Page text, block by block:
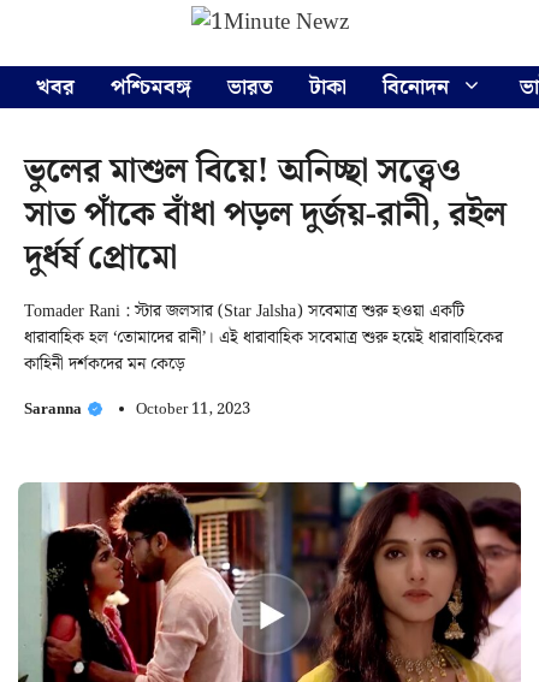
content
খবর
পশ্চিমবঙ্গ ভারত টাকা বিনোদন
ভুলের মাশুল বিয়ে! অনিচ্ছা সত্ত্বেও
সাত পাঁকে বাঁধা পড়ল দুর্জয়-রানী, রইল
দুর্ধর্ষ প্রোমো
Tomader Rani : স্টার জলসার (Star Jalsha) সবেমাত্র শুরু হওয়া একটি
ধারাবাহিক হল ‘তোমাদের রানী’। এই ধারাবাহিক সবেমাত্র শুরু হয়েই ধারাবাহিকের
কাহিনী দর্শকদের মন কেড়ে
Saranna October 11, 2023